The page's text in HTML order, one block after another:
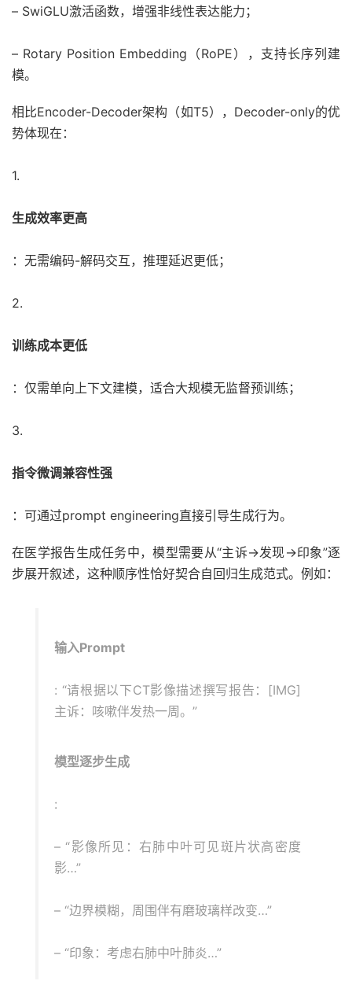
– SwiGLU激活函数，增强非线性表达能力；
– Rotary Position Embedding（RoPE），支持长序列建
模。
相比Encoder-Decoder架构（如T5），Decoder-only的优
势体现在：
1.
生成效率更高
：无需编码-解码交互，推理延迟更低；
2.
训练成本更低
：仅需单向上下文建模，适合大规模无监督预训练；
3.
指令微调兼容性强
：可通过prompt engineering直接引导生成行为。
在医学报告生成任务中，模型需要从“主诉→发现→印象”逐
步展开叙述，这种顺序性恰好契合自回归生成范式。例如：
输入Prompt
: “请根据以下CT影像描述撰写报告：[IMG]
主诉：咳嗽伴发热一周。”
模型逐步生成
:
– “影像所见：右肺中叶可见斑片状高密度
影…”
– “边界模糊，周围伴有磨玻璃样改变…”
– “印象：考虑右肺中叶肺炎…”